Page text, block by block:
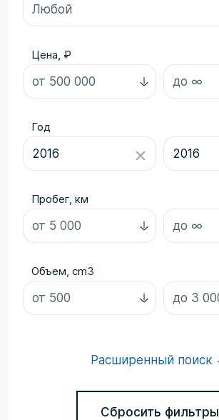
Цена, ₽
Год
Пробег, км
Объем, cm3
Расширенный поиск
Сбросить фильтры